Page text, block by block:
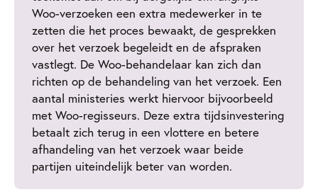
Woo-verzoeken een extra medewerker in te
zetten die het proces bewaakt, de gesprekken
over het verzoek begeleidt en de afspraken
vastlegt. De Woo-behandelaar kan zich dan
richten op de behandeling van het verzoek. Een
aantal ministeries werkt hiervoor bijvoorbeeld
met Woo-regisseurs. Deze extra tijdsinvestering
betaalt zich terug in een vlottere en betere
afhandeling van het verzoek waar beide
partijen uiteindelijk beter van worden.